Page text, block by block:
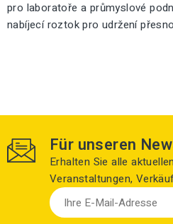
pro laboratoře a průmyslové
nabíjecí roztok pro udržení
Für unseren
Erhalten Sie alle
Veranstaltungen,